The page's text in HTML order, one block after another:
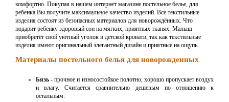
комфортно. Покупая в нашем интернет магазине постельное белье, для
ребенка Вы получите максимальное качество изделий. Все текстильные
изделия состоят из безопасных материалов для новорождённых. Что
подарит ребенку здоровый сон на мягких, приятных тканях. Малыш
приобретёт свой уютный уголок в детской кровати, так как текстильные
изделия имеют оригинальный элегантный дизайн и приятные на ощупь.
Материалы постельного белья для новорожденных
Бязь - прочное и износостойкое полотно, хорошо пропускает воздух
и влагу. Считается сравнительно дешевым по отношению к
остальным.